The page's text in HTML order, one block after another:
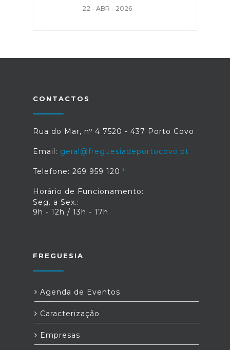
22 - ABR - 2026
CONTACTOS
Rua do Mar, nº 4 7520 - 437 Porto Covo
Email: geral@freguesiadeportocovo.pt
Telefone: 269 959 120
Horário de Funcionamento:
Seg. a Sex.:
9h - 12h / 13h - 17h
FREGUESIA
Agenda de Eventos
Caracterização
Empresas